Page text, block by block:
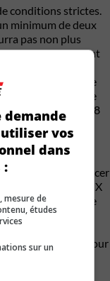
conditions strictes.
minimum de deux
pas non plus
tribunaux devaient
de double
cour du Delaware
prime intérimaire
du plan de 2018
aux
surtout à renforcer
publié sur X
que cette prime
Il aurait
un incitatif clé pour
de Tesla.
DIFFICILE
vos
dans
:
mesure de
études
sur un